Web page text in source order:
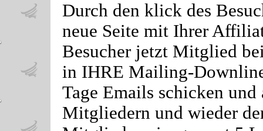
Durch den klick des
neue Seite mit Ihrer
Besucher jetzt Mitglied
in IHRE Mailing-
Tage Emails schicken und
Mitgliedern und wieder